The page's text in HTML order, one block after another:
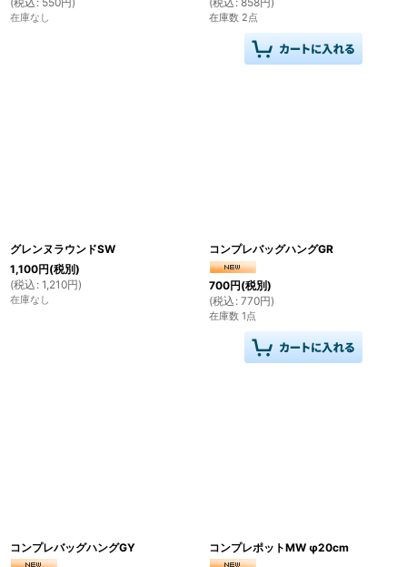
在庫なし 在庫数 2点
グレンヌラウンドSW
1,100円(税別)
(税込 : 1,210円)
在庫なし
コンプレバッグハングGR
700円(税別)
(税込 : 770円)
在庫数 1点
コンプレバッグハングGY コンプレポットMW φ20cm